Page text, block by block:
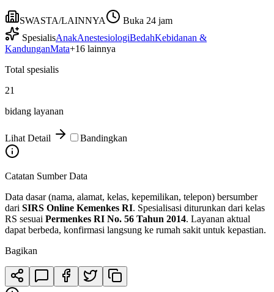
SWASTA/LAINNYA
Buka 24 jam
SpesialisAnakAnestesiologiBedahKebidanan &
KandunganMata+16 lainnya
Total spesialis
21
bidang layanan
Lihat Detail Bandingkan
Catatan Sumber Data
Data dasar (nama, alamat, kelas, kepemilikan, telepon) bersumber
dari SIRS Online Kemenkes RI. Spesialisasi diturunkan dari kelas
RS sesuai Permenkes RI No. 56 Tahun 2014. Layanan aktual
dapat berbeda, konfirmasi langsung ke rumah sakit untuk kepastian.
Bagikan